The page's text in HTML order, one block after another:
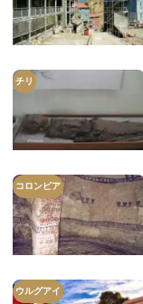
チリ
コロンビア
ウルグアイ